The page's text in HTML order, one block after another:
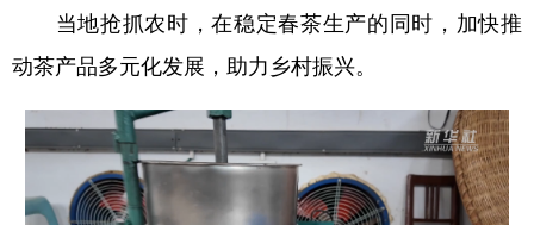
当地抢抓农时，在稳定春茶生产的同时，加快推
动茶产品多元化发展，助力乡村振兴。